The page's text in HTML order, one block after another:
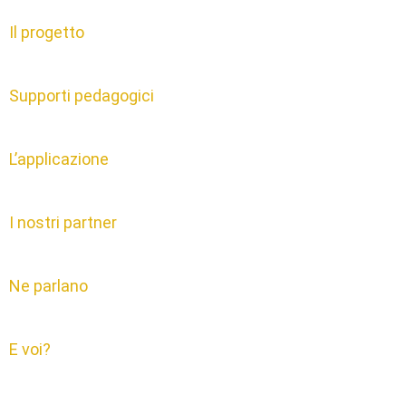
Il progetto
Supporti pedagogici
L’applicazione
I nostri partner
Ne parlano
E voi?